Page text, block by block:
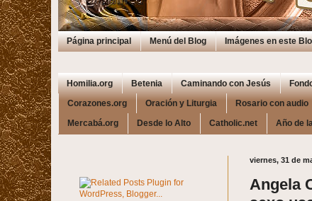
Página principal Menú del Blog Imágenes en este
Homilia.org Betenia Caminando con Jesús
Corazones.org Oración y Liturgia Rosario con audio
Mercabá.org Desde lo Alto Catholic.net Año de
viernes, 31 de
Angela